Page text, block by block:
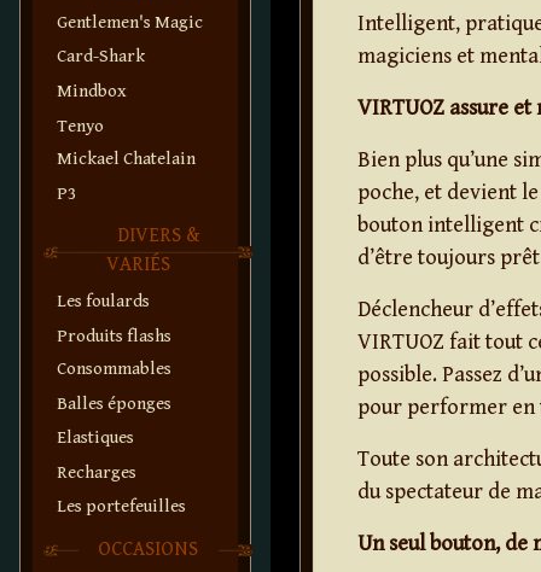
Gentlemen's Magic
Card-Shark
Mindbox
Tenyo
Mickael Chatelain
P3
DIVERS &
VARIÉS
Les foulards
Produits flashs
Consommables
Balles éponges
Elastiques
Recharges
Les portefeuilles
OCCASIONS
Intelligent,
magiciens et
VIRTUOZ assure et
Bien plus qu’une
poche, et devient
bouton intelligent
d’être toujours
Déclencheur
VIRTUOZ fait tout
possible. Passez
pour performer en
Toute son
du spectateur de
Un seul bouton, de